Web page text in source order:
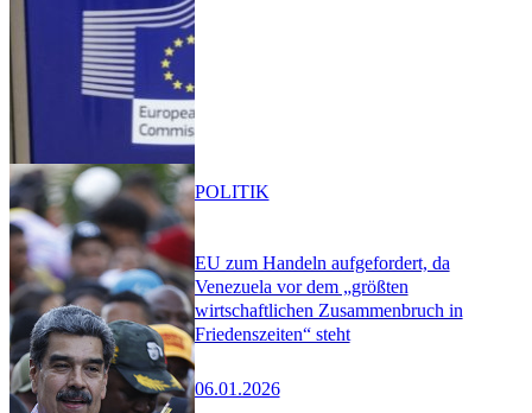
EU zum Handeln aufgefordert, da
Venezuela vor dem „größten
wirtschaftlichen Zusammenbruch in
Friedenszeiten“ steht
06.01.2026
POLITIK